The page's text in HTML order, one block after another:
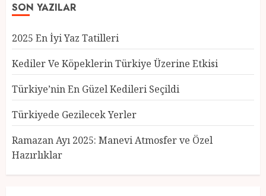
SON YAZILAR
2025 En İyi Yaz Tatilleri
Kediler Ve Köpeklerin Türkiye Üzerine Etkisi
Türkiye’nin En Güzel Kedileri Seçildi
Türkiyede Gezilecek Yerler
Ramazan Ayı 2025: Manevi Atmosfer ve Özel
Hazırlıklar
Türkiye’nin En Güzel Kedileri
Seçildi
12 MART 2025